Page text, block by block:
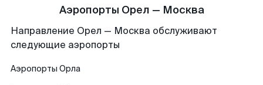
Аэропорты Орел — Москва
Направление Орел — Москва обслуживают
следующие аэропорты
Аэропорты Орла